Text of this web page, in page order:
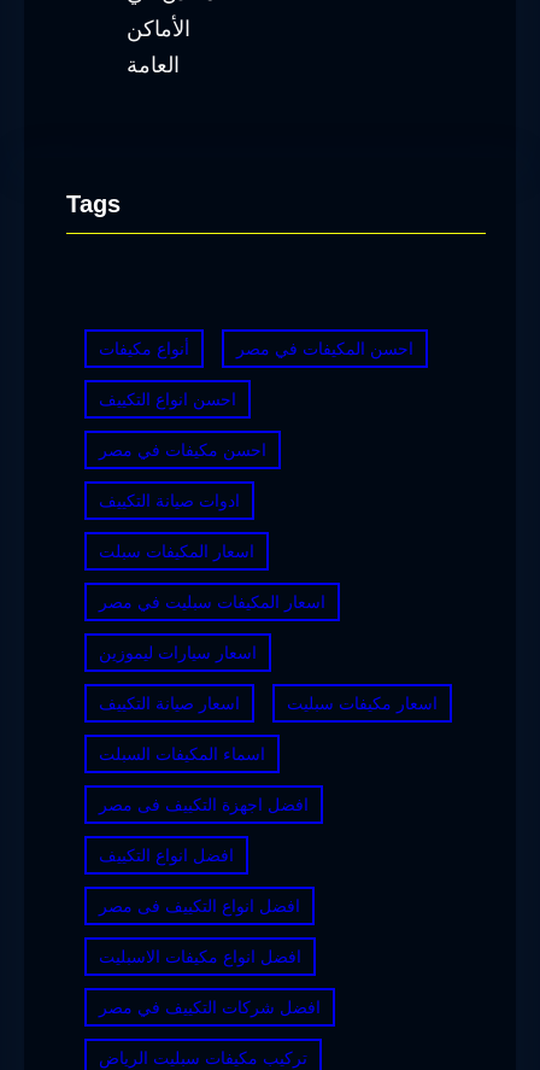
Tags
أنواع مكيفات احسن المكيفات في مصر
احسن انواع التكييف
احسن مكيفات في مصر
ادوات صيانة التكييف
اسعار المكيفات سبلت
اسعار المكيفات سبليت في مصر
اسعار سيارات ليموزين
اسعار صيانة التكييف اسعار مكيفات سبليت
اسماء المكيفات السبلت
افضل اجهزة التكييف فى مصر
افضل انواع التكييف
افضل انواع التكييف فى مصر
افضل انواع مكيفات الاسبليت
افضل شركات التكييف في مصر
تركيب مكيفات سبليت الرياض